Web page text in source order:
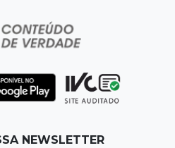
para 14% ao ano em
cotado a R$ 5,12 com
NEWSLETTER